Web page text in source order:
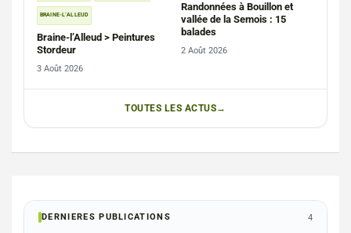
BRAINE-L’ALLEUD
Braine-l’Alleud > Peintures
Stordeur
3 Août 2026
Randonnées à Bouillon et
vallée de la Semois : 15
balades
2 Août 2026
TOUTES LES ACTUS
DERNIERES PUBLICATIONS 4